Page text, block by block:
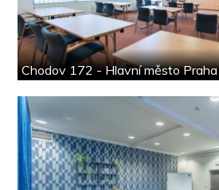
Chodov 172 - Hlavní město Praha